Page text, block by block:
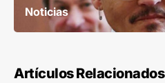
Noticias
Artículos Relacionados